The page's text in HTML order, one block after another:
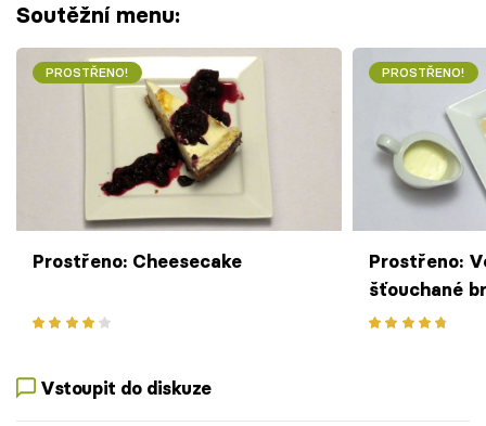
Soutěžní menu:
PROSTŘENO!
Prostřeno: Cheesecake
PROSTŘENO!
Prostřeno:
šťouchané
žampionová
Vstoupit do diskuze